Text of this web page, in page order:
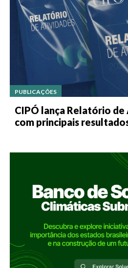
PUBLICAÇÕES
CIPÓ lança Relatório
com principais